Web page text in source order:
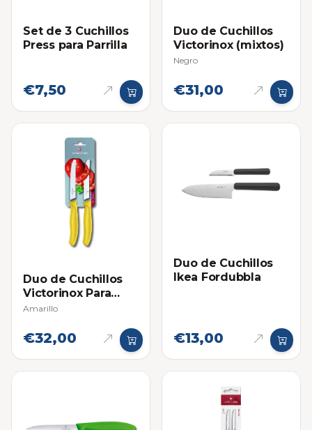
Set de 3 Cuchillos
Press para Parrilla
€7,50
Duo de Cuchillos
Victorinox (mixtos)
Negro
€31,00
Duo de Cuchillos
Victorinox Para
Tomate
Amarillo
€32,00
Duo de Cuchillos
Ikea Fordubbla
€13,00